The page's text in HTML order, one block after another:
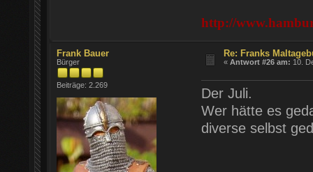
http://
Frank Bauer
Bürger
Beiträge: 2.269
Re: Franks
«Antwort #26 am: 10.
Der Juli.
Wer hätte es
diverse selbst